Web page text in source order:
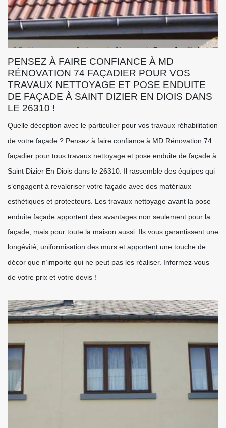
PENSEZ À FAIRE CONFIANCE À MD
RÉNOVATION 74 FAÇADIER POUR VOS
TRAVAUX NETTOYAGE ET POSE ENDUITE
DE FAÇADE À SAINT DIZIER EN DIOIS DANS
LE 26310 !
Quelle déception avec le particulier pour vos travaux réhabilitation
de votre façade ? Pensez à faire confiance à MD Rénovation 74
façadier pour tous travaux nettoyage et pose enduite de façade à
Saint Dizier En Diois dans le 26310. Il rassemble des équipes qui
s’engagent à revaloriser votre façade avec des matériaux
esthétiques et protecteurs. Les travaux nettoyage avant la pose
enduite façade apportent des avantages non seulement pour la
façade, mais pour toute la maison aussi. Ils vous garantissent une
longévité, uniformisation des murs et apportent une touche de
décor que n’importe qui ne peut pas les réaliser. Informez-vous
de votre prix et votre devis !